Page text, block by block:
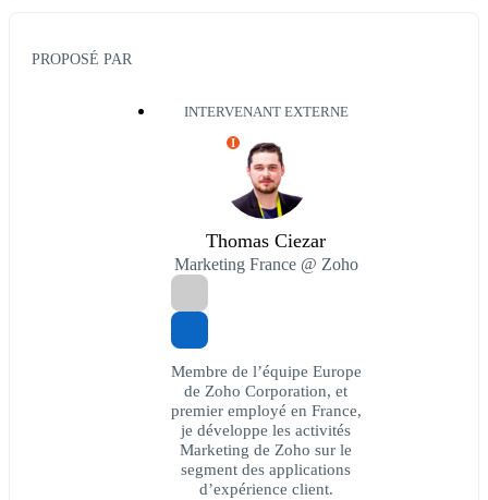
PROPOSÉ PAR
INTERVENANT EXTERNE
I
Thomas Ciezar
Marketing France @ Zoho
Membre de l’équipe Europe
de Zoho Corporation, et
premier employé en France,
je développe les activités
Marketing de Zoho sur le
segment des applications
d’expérience client.